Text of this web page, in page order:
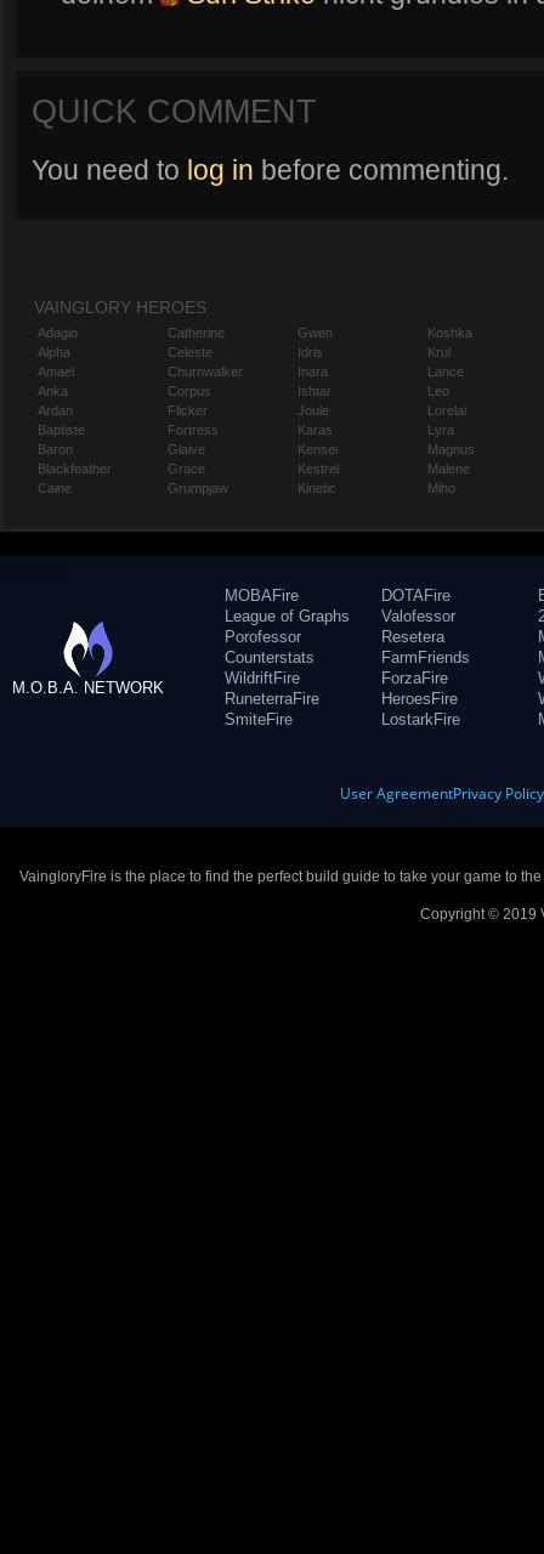
QUICK COMMENT
You need to log in before commenting.
VAINGLORY HEROES
Adagio
Alpha
Amael
Anka
Ardan
Baptiste
Baron
Blackfeather
Caine
Catherine
Celeste
Churnwalker
Corpus
Flicker
Fortress
Glaive
Grace
Grumpjaw
Gwen
Idris
Inara
Ishtar
Joule
Karas
Kensei
Kestrel
Kinetic
Koshka
Krul
Lance
Leo
Lorelai
Lyra
Magnus
Malene
Miho
M.O.B.A. NETWORK
MOBAFire
League of Graphs
Porofessor
Counterstats
WildriftFire
RuneterraFire
SmiteFire
DOTAFire
Valofessor
Resetera
FarmFriends
ForzaFire
HeroesFire
LostarkFire
User AgreementPrivacy Policy
VaingloryFire is the place to find the perfect build guide to take your game to
Copyright © 2019